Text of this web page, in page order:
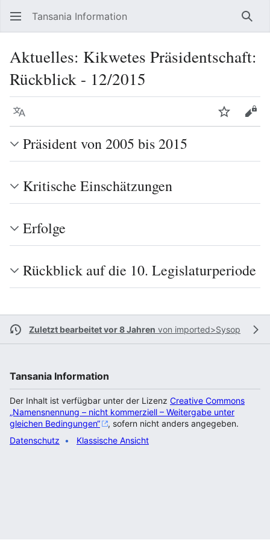
Tansania Information
Aktuelles: Kikwetes Präsidentschaft:
Rückblick - 12/2015
Sprache
Präsident von 2005 bis 2015
Kritische Einschätzungen
Erfolge
Rückblick auf die 10. Legislaturperiode
Zuletzt bearbeitet vor 8 Jahren von imported>Sysop
Tansania Information
Der Inhalt ist verfügbar unter der Lizenz Creative Commons
„Namensnennung – nicht kommerziell – Weitergabe unter
gleichen Bedingungen“
, sofern nicht anders angegeben.
Datenschutz
Klassische Ansicht